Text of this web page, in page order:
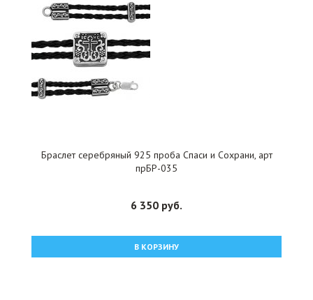
Браслет серебряный 925 проба Спаси и Сохрани, арт
прБР-035
6 350 руб.
В КОРЗИНУ